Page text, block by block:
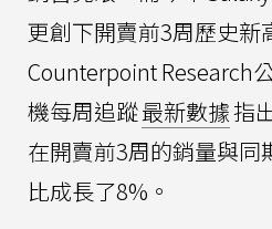
更創下開賣前3周歷史新
Counterpoint Research
機每周追蹤最新數據指
在開賣前3周的銷量與同
比成長了8%。